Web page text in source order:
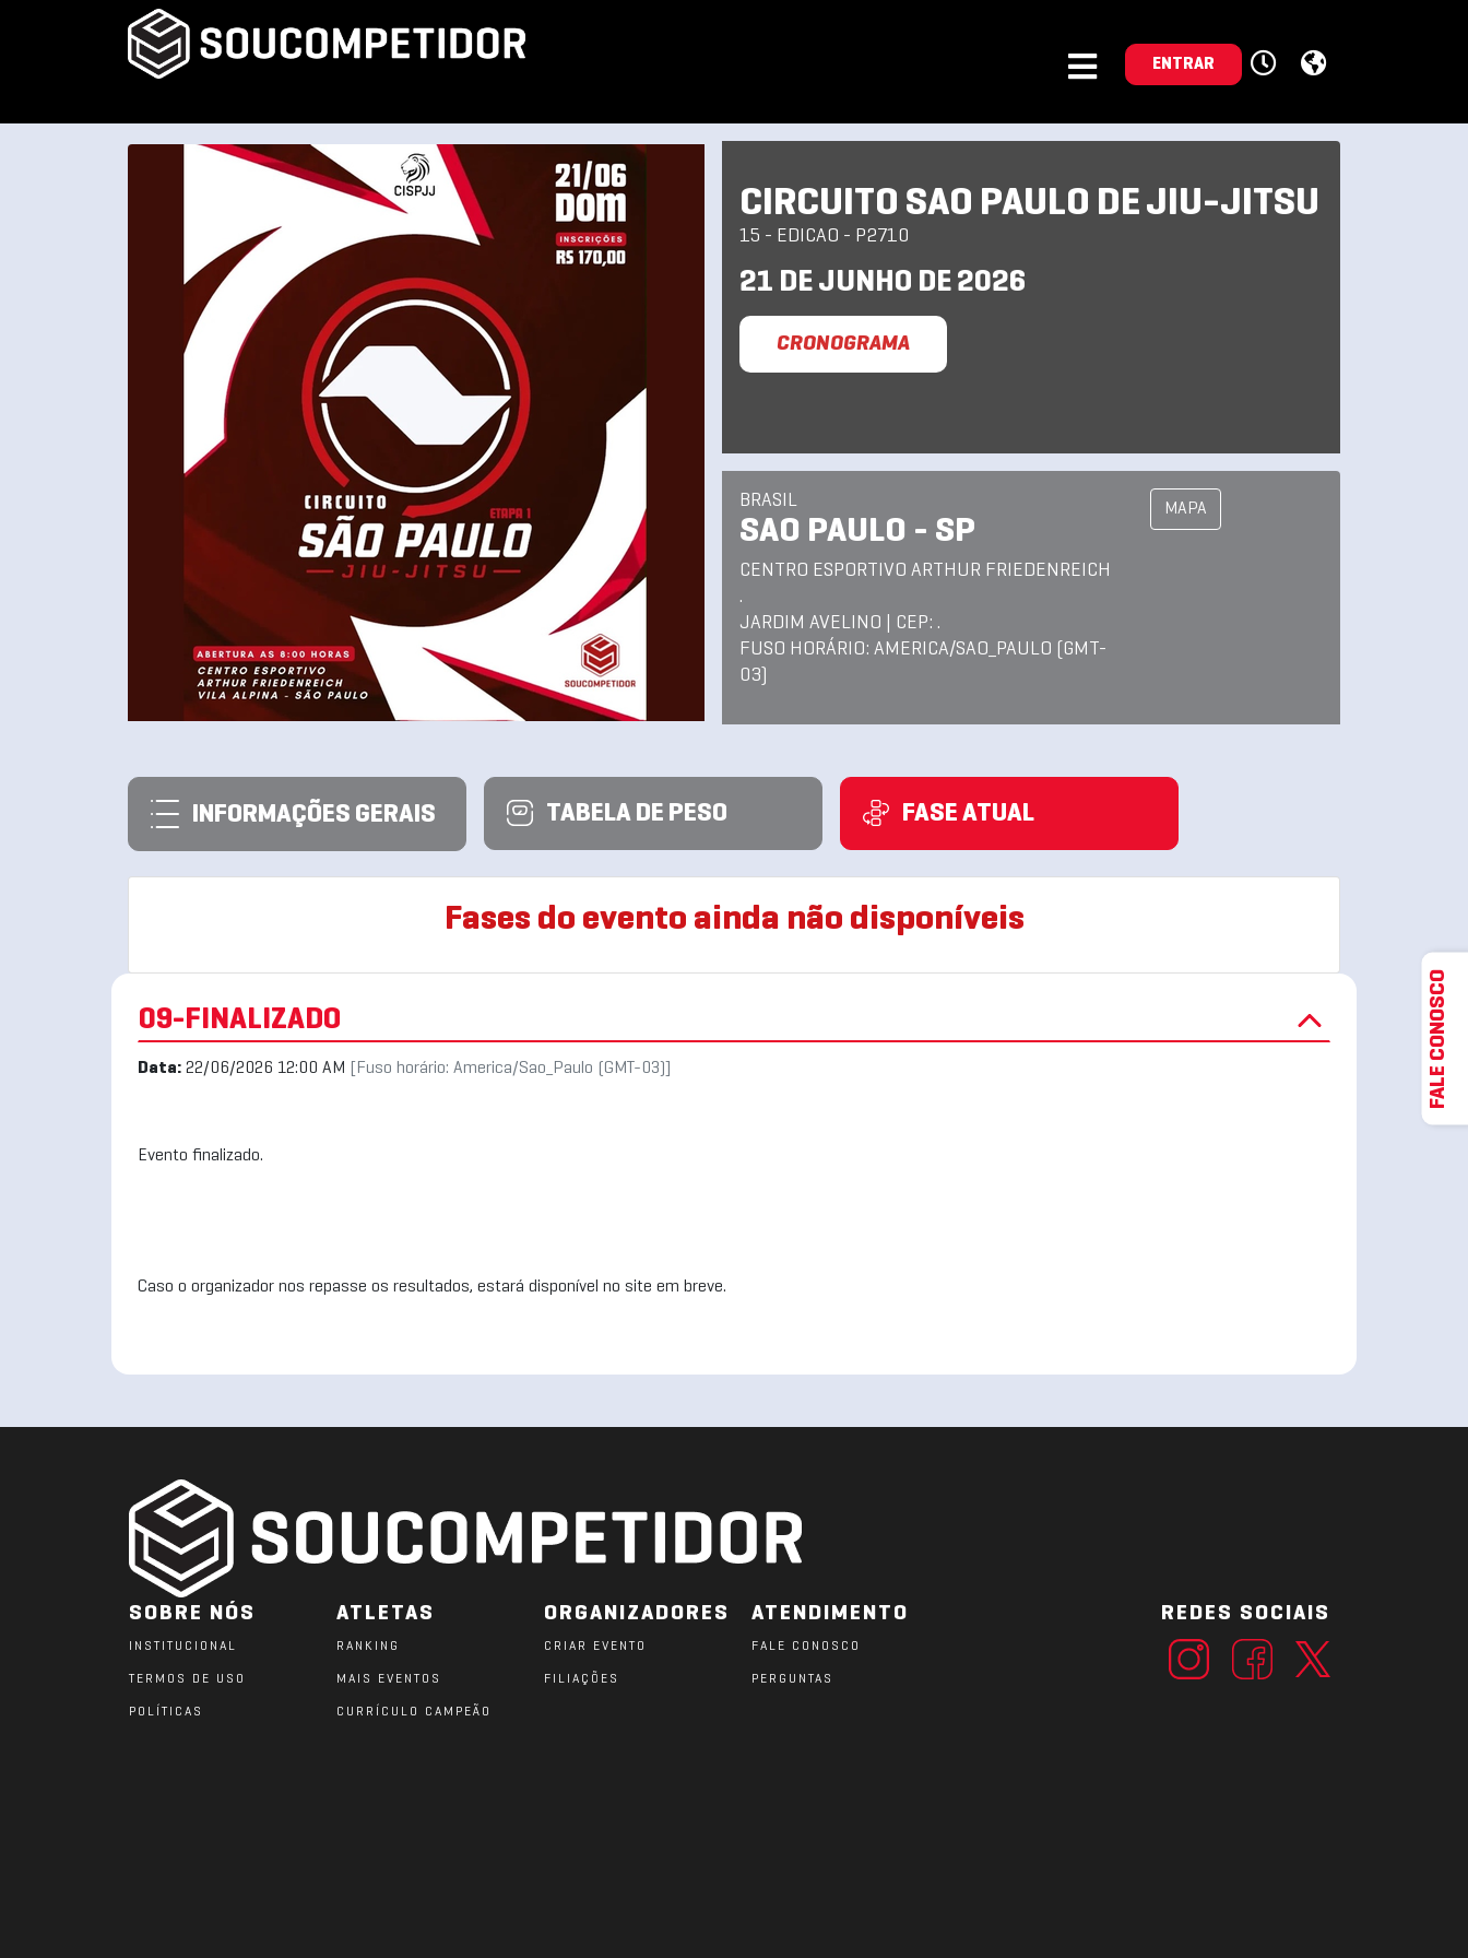
ENTRAR
CIRCUITO SAO PAULO DE JIU-JITSU
15 - EDICAO - P2710
21 DE JUNHO DE 2026
CRONOGRAMA
BRASIL
SAO PAULO - SP
CENTRO ESPORTIVO ARTHUR FRIEDENREICH
.
JARDIM AVELINO | CEP: .
FUSO HORÁRIO: AMERICA/SAO_PAULO (GMT-
03)
MAPA
INFORMAÇÕES GERAIS TABELA DE PESO FASE ATUAL
Fases do evento ainda não disponíveis
09-FINALIZADO
Data: 22/06/2026 12:00 AM [Fuso horário: America/Sao_Paulo (GMT-03)]
Evento finalizado.
Caso o organizador nos repasse os resultados, estará disponível no site em breve.
SOBRE NÓS
INSTITUCIONAL
TERMOS DE USO
POLÍTICAS
ATLETAS
RANKING
MAIS EVENTOS
CURRÍCULO CAMPEÃO
ORGANIZADORES
CRIAR EVENTO
FILIAÇÕES
ATENDIMENTO
FALE CONOSCO
PERGUNTAS
REDES SOCIAIS
FALE CONOSCO